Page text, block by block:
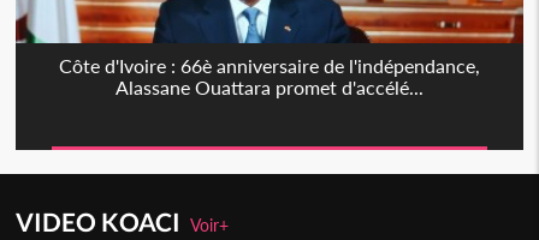
Côte d'Ivoire : 66è anniversaire de l'indépendance,
Alassane Ouattara promet d'accélé...
VIDEO KOACIVoir+